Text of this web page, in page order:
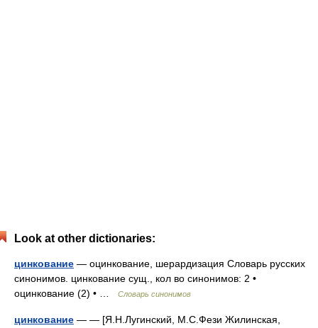
Look at other dictionaries:
цинкование — оцинкование, шерардизация Словарь русских
синонимов. цинкование сущ., кол во синонимов: 2 •
оцинкование (2) • …
Словарь синонимов
цинкование — — [Я.Н.Лугинский, М.С.Фези Жилинская,